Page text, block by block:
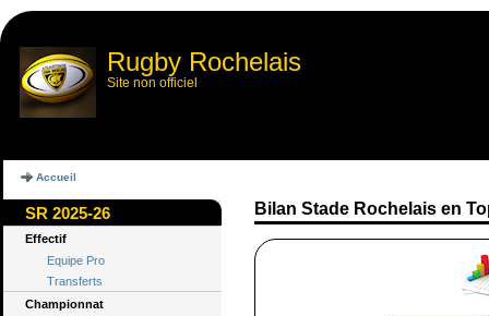
Rugby Rochelais
Site non officiel
Accueil
SR 2025-26
Effectif
Equipe Pro
Transferts
Championnat
Bilan Stade Rochelais en